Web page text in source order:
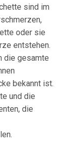
sind im
oder sie
entstehen.
die gesamte
bekannt ist.
und die
die